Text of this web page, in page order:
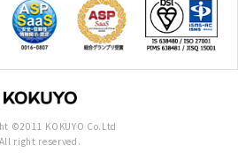
©2011 KOKUYO Co.Ltd
All right reserved.